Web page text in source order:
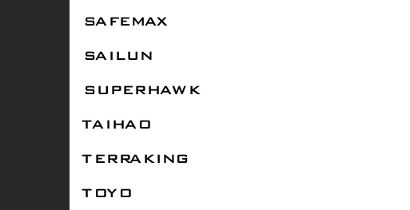
SAFEMAX
SAILUN
SUPERHAWK
TAIHAO
TERRAKING
TOYO